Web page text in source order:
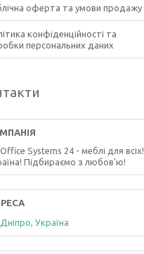
оферта та умови продажу
конфіденційності та
персональних даних
Office Systems 24 - меблі для всіх!
Підбираємо з любов'ю!
Дніпро, Україна